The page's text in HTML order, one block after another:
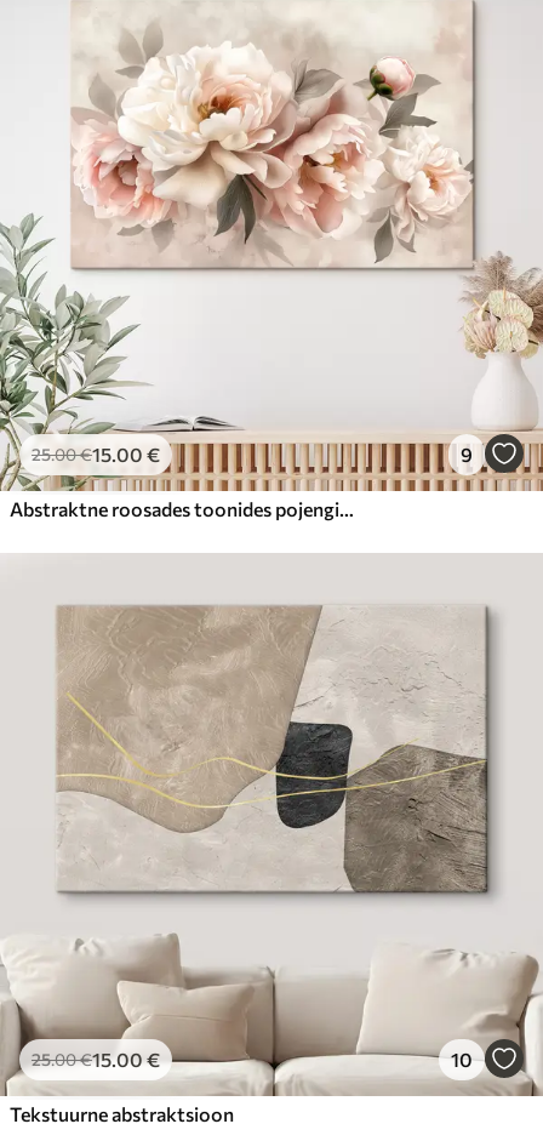
25.00€15.00 € 9
Abstraktne roosades toonides pojengide kimp
25.00€15.00€ 10
Tekstuurne abstraktsioon